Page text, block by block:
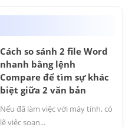
Cách so sánh 2 file Word
nhanh bằng lệnh
Compare để tìm sự khác
biệt giữa 2 văn bản
Nếu đã làm việc với máy tính, có
lẽ việc soạn...